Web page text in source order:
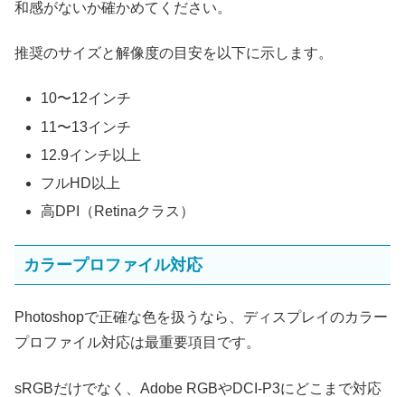
和感がないか確かめてください。
推奨のサイズと解像度の目安を以下に示します。
10〜12インチ
11〜13インチ
12.9インチ以上
フルHD以上
高DPI（Retinaクラス）
カラープロファイル対応
Photoshopで正確な色を扱うなら、ディスプレイのカラー
プロファイル対応は最重要項目です。
sRGBだけでなく、Adobe RGBやDCI-P3にどこまで対応